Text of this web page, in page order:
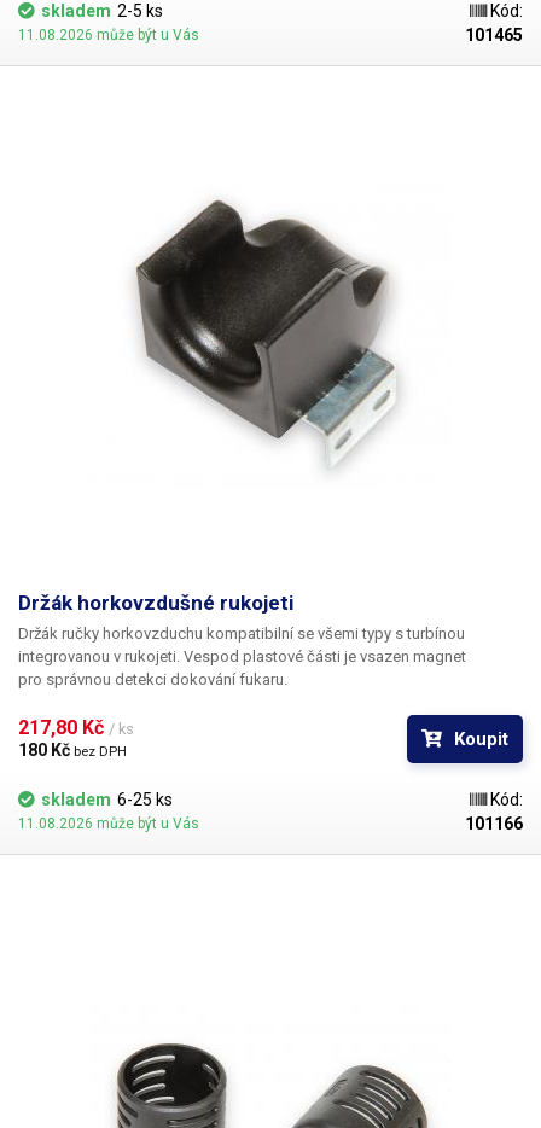
skladem 2-5 ks
11.08.2026 může být u Vás
Kód:
101465
Držák horkovzdušné rukojeti
Držák ručky horkovzduchu kompatibilní se všemi typy s turbínou
integrovanou v rukojeti. Vespod plastové části je vsazen magnet
pro správnou detekci dokování fukaru.
217,80 Kč / ks
180 Kč bez DPH
Koupit
skladem 6-25 ks
11.08.2026 může být u Vás
Kód:
101166